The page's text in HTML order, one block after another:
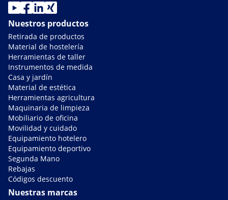
Nuestros productos
Retirada de productos
Material de hostelería
Herramientas de taller
Instrumentos de medida
Casa y jardín
Material de estética
Herramientas agricultura
Maquinaria de limpieza
Mobiliario de oficina
Movilidad y cuidado
Equipamiento hotelero
Equipamiento deportivo
Segunda Mano
Rebajas
Códigos descuento
Nuestras marcas